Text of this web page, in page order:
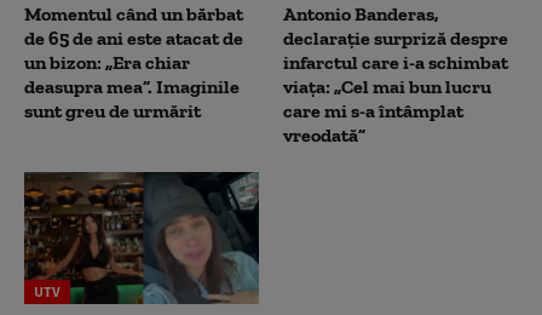
Momentul când un bărbat
de 65 de ani este atacat de
un bizon: „Era chiar
deasupra mea”. Imaginile
sunt greu de urmărit
Antonio Banderas,
declarație surpriză despre
infarctul care i-a schimbat
viața: „Cel mai bun lucru
care mi s-a întâmplat
vreodată”
UTV